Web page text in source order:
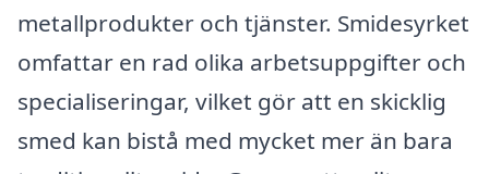
metallprodukter och tjänster. Smidesyrket
omfattar en rad olika arbetsuppgifter och
specialiseringar, vilket gör att en skicklig
smed kan bistå med mycket mer än bara